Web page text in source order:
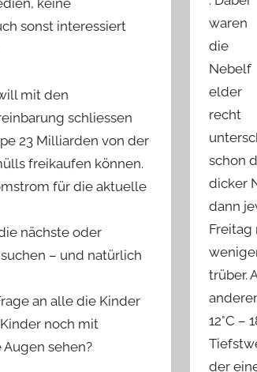
sonst interessiert
mit den
schliessen
23 Milliarden von der
freikaufen können.
für die aktuelle
nächste oder
– und natürlich
an alle die Kinder
noch mit
sehen?
waren
die
Nebelf
elder
recht
schon
dicker
dann
Freitag
trüber.
12°C –
der